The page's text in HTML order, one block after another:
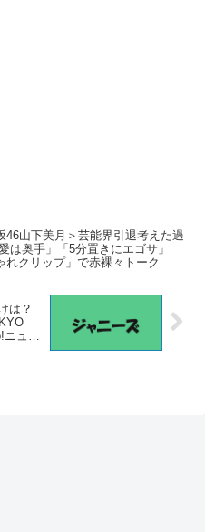
46山下美月＞芸能界引退考えた過
は奥手」「5分置きにエゴサ」
れクリップ」で赤裸々トーク
は？
ニュー